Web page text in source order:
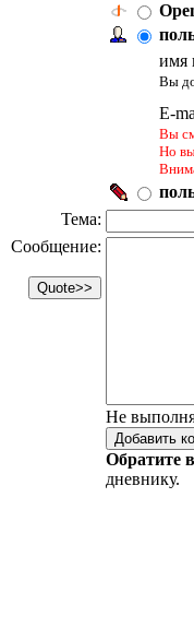
имя
Вы
E-
Вы
Но
Тема:
Сообщение:
Не
Обратите
дневнику.